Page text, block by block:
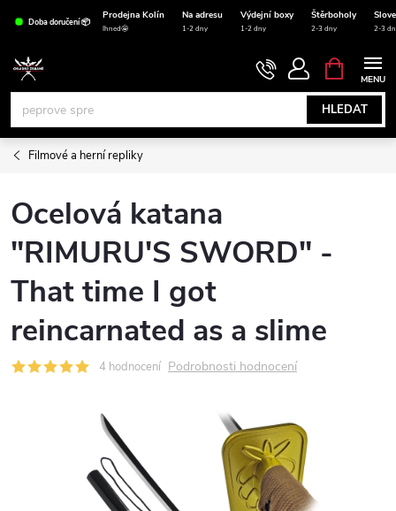
obsah
Doba doručení 📦
Prodejna Kolín Na adresu Výdejní boxy Štěrboholy
Ihned🤩 1-2 dny 1-2 dny 2-3 dny 2-3
HLEDAT
NÁKUPNÍ
KOŠÍK
Filmové a herní repliky
Ocelová katana
"RIMURU'S SWORD" -
That time I got
reincarnated as a slime
4 hodnocení Podrobnosti hodnocení